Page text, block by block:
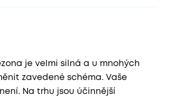
je velmi silná a u mnohých
zavedené schéma. Vaše
Na trhu jsou účinnější